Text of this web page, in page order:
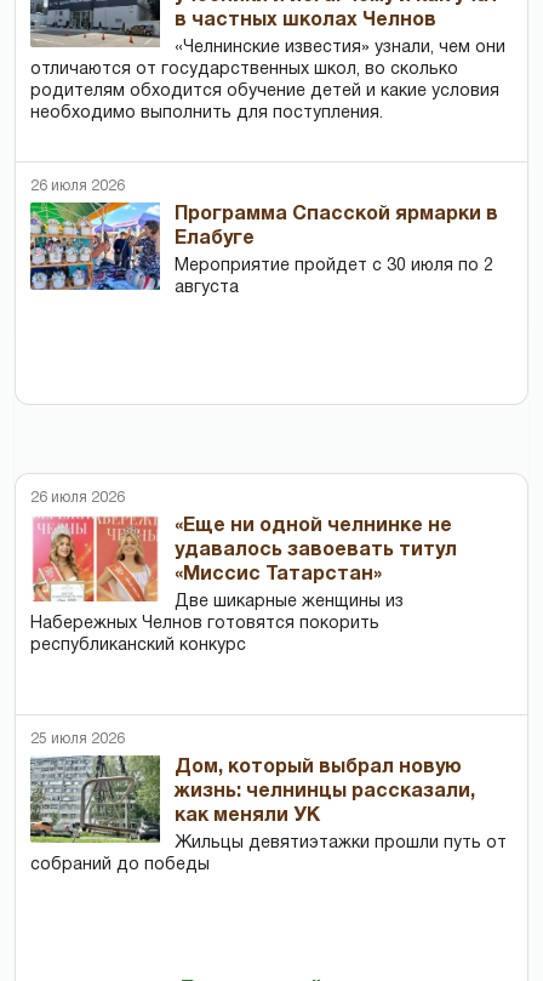
в частных школах Челнов
«Челнинские известия» узнали, чем они
отличаются от государственных школ, во сколько
родителям обходится обучение детей и какие условия
необходимо выполнить для поступления.
26 июля 2026
Программа Спасской ярмарки в
Елабуге
Мероприятие пройдет с 30 июля по 2
августа
26 июля 2026
«Еще ни одной челнинке не
удавалось завоевать титул
«Миссис Татарстан»
Две шикарные женщины из
Набережных Челнов готовятся покорить
республиканский конкурс
25 июля 2026
Дом, который выбрал новую
жизнь: челнинцы рассказали,
как меняли УК
Жильцы девятиэтажки прошли путь от
собраний до победы